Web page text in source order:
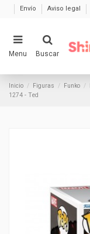
Envío Aviso legal
Menu Buscar
Inicio Figuras Funko
1274 - Ted